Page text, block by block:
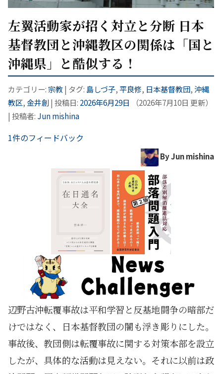
左翼活動家が招く対立と分断 日本
基督教団と沖縄教区の関係は「国と
沖縄県」と酷似する！
カテゴリー:宗教| タグ: 島しづ子,平良修, 日本基督教団, 沖縄
教区,金井創 | 投稿日: 2026年6月29日 （2026年7月10日 更新）
| 投稿者: Jun mishina
1件のフィードバック
By Jun mishina
辺野古沖転覆事故は平和学習と反基地闘争の暗部だ
けではなく、日本基督教団の闇も浮き彫りにした。
事故後、教団側は転覆事故に関する対策本部を設立
したが、具体的な活動は見えない。それに以前は政